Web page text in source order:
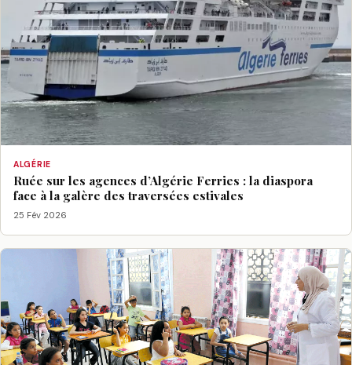
ALGÉRIE
Ruée sur les agences d’Algérie Ferries : la diaspora
face à la galère des traversées estivales
25 Fév 2026